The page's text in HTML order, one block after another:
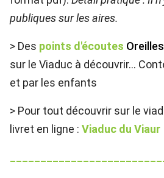
publiques sur les aires.
> Des points d'écoutes
sur le Viaduc à découvrir...
et par les enfants
> Pour tout découvrir sur le
livret en ligne : Viaduc du Viaur